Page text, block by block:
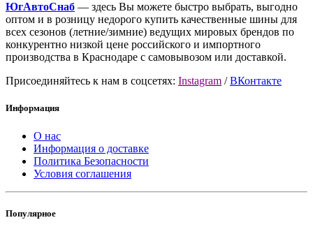
ЮгАвтоСнаб — здесь Вы можете быстро выбрать, выгодно
оптом и в розницу недорого купить качественные шины для
всех сезонов (летние/зимние) ведущих мировых брендов по
конкурентно низкой цене российского и импортного
производства в Краснодаре с самовывозом или доставкой.
Присоединяйтесь к нам в соцсетях: Instagram /ВКонтакте
Информация
О нас
Информация о доставке
Политика Безопасности
Условия соглашения
Популярное